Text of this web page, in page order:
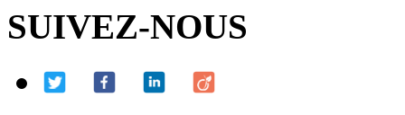
SUIVEZ-NOUS